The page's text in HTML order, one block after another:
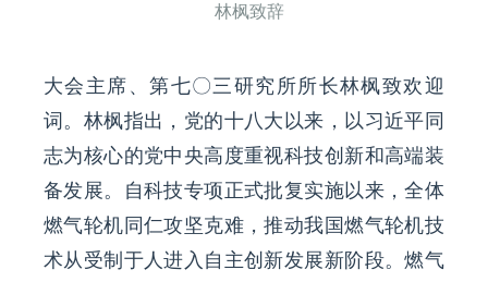
林枫致辞
大会主席、第七〇三研究所所长林枫致欢迎
词。林枫指出，党的十八大以来，以习近平同
志为核心的党中央高度重视科技创新和高端装
备发展。自科技专项正式批复实施以来，全体
燃气轮机同仁攻坚克难，推动我国燃气轮机技
术从受制于人进入自主创新发展新阶段。燃气